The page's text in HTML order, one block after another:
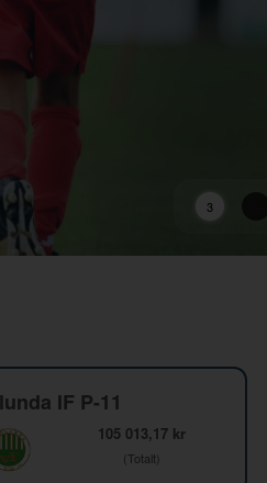
2
IF P-11
105 013,17 kr
(Totalt)